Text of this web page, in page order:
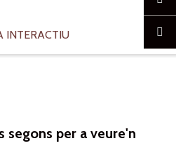
INTERACTIU
per a veure'n